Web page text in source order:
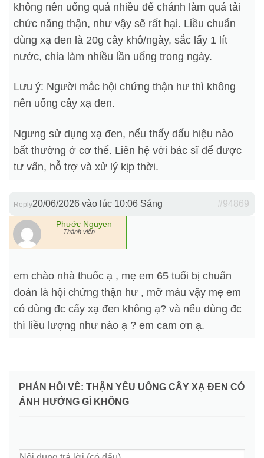
không nên uống quá nhiều để chánh làm quá tải
chức năng thận, như vậy sẽ rất hại. Liều chuẩn
dùng xạ đen là 20g cây khô/ngày, sắc lấy 1 lít
nước, chia làm nhiều lần uống trong ngày.
Lưu ý: Người mắc hội chứng thận hư thì không
nên uống cây xạ đen.
Ngưng sử dụng xạ đen, nếu thấy dấu hiệu nào
bất thường ở cơ thể. Liên hệ với bác sĩ để được
tư vấn, hỗ trợ và xử lý kịp thời.
20/06/2026 vào lúc 10:06 Sáng #94869
Reply
Phước Nguyen
Thành viên
em chào nhà thuốc ạ , mẹ em 65 tuổi bị chuẩn
đoán là hội chứng thận hư , mỡ máu vậy mẹ em
có dùng đc cấy xạ đen không ạ? và nếu dùng đc
thì liều lượng như nào ạ ? em cam ơn ạ.
PHẢN HỒI VỀ: THẬN YẾU UỐNG CÂY XẠ ĐEN CÓ
ẢNH HƯỞNG GÌ KHÔNG